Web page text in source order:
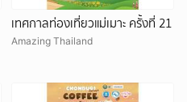
เทศกาลท่องเที่ยวแม่เมาะ ครั้งที่ 21
Amazing Thailand